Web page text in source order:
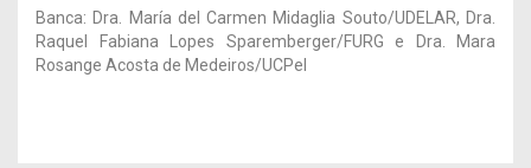
Banca: Dra. María del Carmen Midaglia Souto/UDELAR, Dra.
Raquel Fabiana Lopes Sparemberger/FURG e Dra. Mara
Rosange Acosta de Medeiros/UCPel